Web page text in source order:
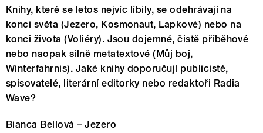
Knihy, které se letos nejvíc líbily, se odehrávají na
konci světa (Jezero, Kosmonaut, Lapkové) nebo na
konci života (Voliéry). Jsou dojemné, čistě příběhové
nebo naopak silně metatextové (Můj boj,
Winterfahrnis). Jaké knihy doporučují publicisté,
spisovatelé, literární editorky nebo redaktoři Radia
Wave?
Bianca Bellová – Jezero